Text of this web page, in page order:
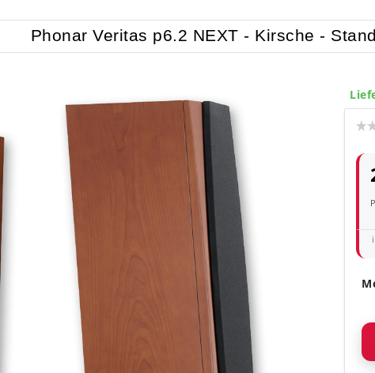
Phonar Veritas p6.2 NEXT - Kirsche -